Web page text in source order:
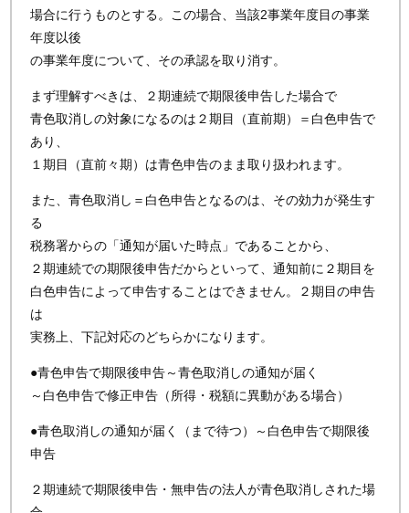
場合に行うものとする。この場合、当該2事業年度目の事業
年度以後
の事業年度について、その承認を取り消す。
まず理解すべきは、２期連続で期限後申告した場合で
青色取消しの対象になるのは２期目（直前期）＝白色申告で
あり、
１期目（直前々期）は青色申告のまま取り扱われます。
また、青色取消し＝白色申告となるのは、その効力が発生す
る
税務署からの「通知が届いた時点」であることから、
２期連続での期限後申告だからといって、通知前に２期目を
白色申告によって申告することはできません。２期目の申告
は
実務上、下記対応のどちらかになります。
●青色申告で期限後申告～青色取消しの通知が届く
～白色申告で修正申告（所得・税額に異動がある場合）
●青色取消しの通知が届く（まで待つ）～白色申告で期限後
申告
２期連続で期限後申告・無申告の法人が青色取消しされた場